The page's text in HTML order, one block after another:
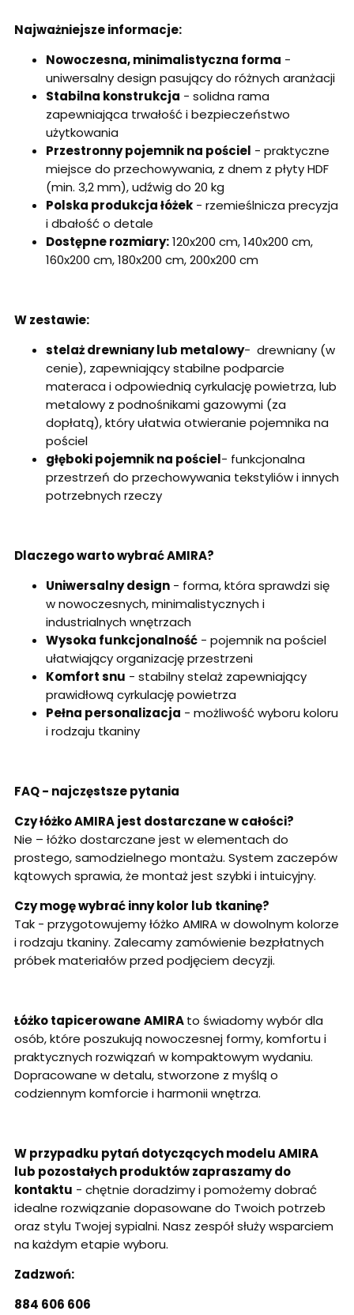
Najważniejsze informacje:
Nowoczesna, minimalistyczna forma -
uniwersalny design pasujący do różnych aranżacji
Stabilna konstrukcja - solidna rama
zapewniająca trwałość i bezpieczeństwo
użytkowania
Przestronny pojemnik na pościel - praktyczne
miejsce do przechowywania, z dnem z płyty HDF
(min. 3,2 mm), udźwig do 20 kg
Polska produkcja łóżek - rzemieślnicza precyzja
i dbałość o detale
Dostępne rozmiary:120x200 cm, 140x200 cm,
160x200 cm, 180x200 cm, 200x200 cm
W zestawie:
stelaż drewniany lub metalowy- drewniany (w
cenie), zapewniający stabilne podparcie
materaca i odpowiednią cyrkulację powietrza, lub
metalowy z podnośnikami gazowymi (za
dopłatą), który ułatwia otwieranie pojemnika na
pościel
głęboki pojemnik na pościel- funkcjonalna
przestrzeń do przechowywania tekstyliów i innych
potrzebnych rzeczy
Dlaczego warto wybrać AMIRA?
Uniwersalny design - forma, która sprawdzi się
w nowoczesnych, minimalistycznych i
industrialnych wnętrzach
Wysoka funkcjonalność - pojemnik na pościel
ułatwiający organizację przestrzeni
Komfort snu - stabilny stelaż zapewniający
prawidłową cyrkulację powietrza
Pełna personalizacja - możliwość wyboru koloru
i rodzaju tkaniny
FAQ - najczęstsze pytania
Czy łóżko AMIRA jest dostarczane w całości?
Nie – łóżko dostarczane jest w elementach do
prostego, samodzielnego montażu. System zaczepów
kątowych sprawia, że montaż jest szybki i intuicyjny.
Czy mogę wybrać inny kolor lub tkaninę?
Tak - przygotowujemy łóżko AMIRA w dowolnym kolorze
i rodzaju tkaniny. Zalecamy zamówienie bezpłatnych
próbek materiałów przed podjęciem decyzji.
Łóżko tapicerowaneAMIRAto świadomy wybór dla
osób, które poszukują nowoczesnej formy, komfortu i
praktycznych rozwiązań w kompaktowym wydaniu.
Dopracowane w detalu, stworzone z myślą o
codziennym komforcie i harmonii wnętrza.
W przypadku pytań dotyczących modelu AMIRA
lub pozostałych produktów zapraszamy do
kontaktu - chętnie doradzimy i pomożemy dobrać
idealne rozwiązanie dopasowane do Twoich potrzeb
oraz stylu Twojej sypialni. Nasz zespół służy wsparciem
na każdym etapie wyboru.
Zadzwoń:
884 606 606